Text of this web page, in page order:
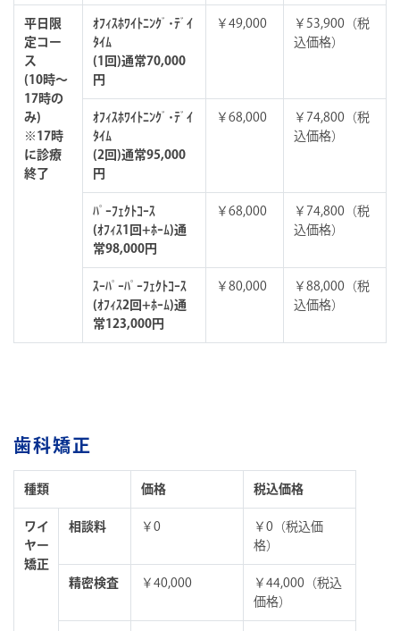
平日限
定コー
ス
(10時～
17時の
み)
※17時
に診療
終了
ｵﾌｨｽﾎﾜｲﾄﾆﾝｸﾞ･ﾃﾞｲ
ﾀｲﾑ
(1回)通常70,000
円
￥49,000
￥53,900（税
込価格）
ｵﾌｨｽﾎﾜｲﾄﾆﾝｸﾞ･ﾃﾞｲ
ﾀｲﾑ
(2回)通常95,000
円
￥68,000
￥74,800（税
込価格）
ﾊﾟｰﾌｪｸﾄｺｰｽ
(ｵﾌｨｽ1回+ﾎｰﾑ)通
常98,000円
￥68,000
￥74,800（税
込価格）
ｽｰﾊﾟｰﾊﾟｰﾌｪｸﾄｺｰｽ
(ｵﾌｨｽ2回+ﾎｰﾑ)通
常123,000円
￥80,000
￥88,000（税
込価格）
歯科矯正
種類 価格 税込価格
ワイ
ヤー
矯正
相談料 ￥0
￥0（税込価
格）
精密検査 ￥40,000
￥44,000（税込
価格）